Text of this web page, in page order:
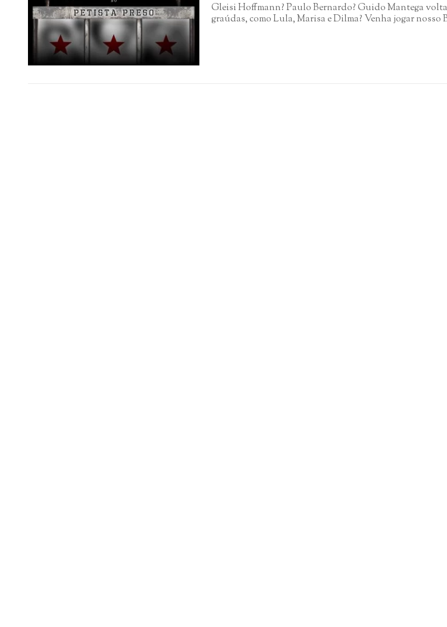
Gleisi Hoffmann? Paulo Bernardo? Guido Mantega
graúdas, como Lula, Marisa e Dilma? Venha jogar nosso